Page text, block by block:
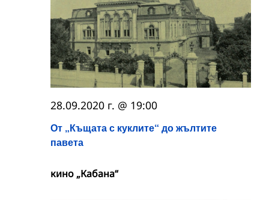
От „Къщата с куклите“ до жълтите
павета
28.09.2020 г. @ 19:00
кино „Кабана“